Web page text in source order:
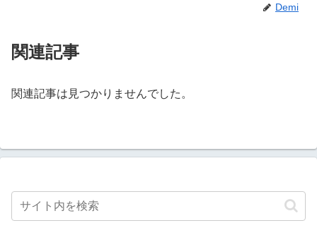
Demi
関連記事
関連記事は見つかりませんでした。